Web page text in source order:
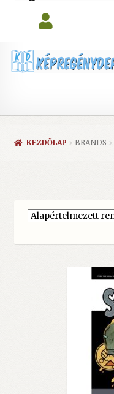
KEZDŐLAP BRANDS